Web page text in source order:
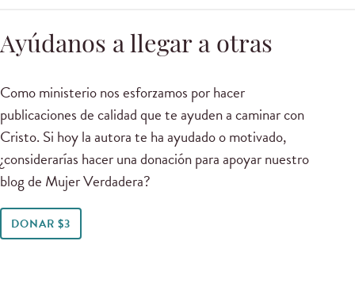
Ayúdanos a llegar a otras
Como ministerio nos esforzamos por hacer
publicaciones de calidad que te ayuden a caminar con
Cristo. Si hoy la autora te ha ayudado o motivado,
¿considerarías hacer una donación para apoyar nuestro
blog de Mujer Verdadera?
DONAR $3